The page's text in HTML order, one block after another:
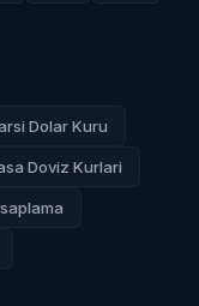
Dolar Kuru
Doviz Kurlari